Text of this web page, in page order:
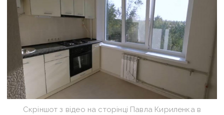
Скріншот з відео на сторінці Павла Кириленка в